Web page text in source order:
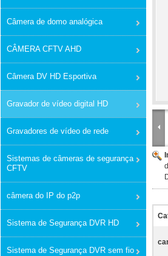
Câmera de domo analógica
CÂMERA CFTV AHD
Câmera DV HD Esportiva
Gravador de vídeo digital HD
Gravadores de vídeo de rede
Sistemas de câmeras de segurança
CFTV
câmera do IP do p2p
Sistema de Segurança DVR HD
Sistema de Segurança DVR sem fio